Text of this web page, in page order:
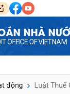
NHÀ
OFFICE OF VIETNAM
động Luật Thuế